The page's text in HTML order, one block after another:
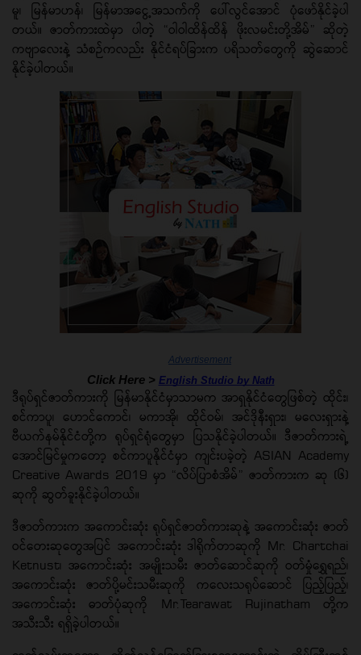
မူ၊ မြန်မာဟန်၊ မြန်မာအငွေ့အသက်ကို ပေါ်လွင်အောင် ပုံဖော်နိုင်ခဲ့ပါ
တယ်။ ဇာတ်ကားထဲမှာ ပါတဲ့ “ဝါဝါထိန်ထိန် ဖိုးလမင်းတို့အိမ်” ဆိုတဲ့
ကဗျာလေးနဲ့ သံစဉ်ကလည်း နိုင်ငံရပ်ခြားက ပရိသတ်တွေကို ဆွဲဆောင်
နိုင်ခဲ့ပါတယ်။
Advertisement
Click Here > English Studio by Nath
ဒီရုပ်ရှင်ဇာတ်ကားကို မြန်မာနိုင်ငံမှာသာမက အာရှနိုင်ငံတွေဖြစ်တဲ့ ထိုင်း၊
စင်ကာပူ၊ ဟောင်ကောင်၊ မကာအို၊ ထိုင်ဝမ်၊ အင်ဒိုနီးရှား၊ မလေးရှားနဲ့
ဗီယက်နမ်နိုင်ငံတို့က ရုပ်ရှင်ရုံတွေမှာ ပြသနိုင်ခဲ့ပါတယ်။ ဒီဇာတ်ကားရဲ့
အောင်မြင်မှုကတော့ စင်ကာပူနိုင်ငံမှာ ကျင်းပခဲ့တဲ့ ASIAN Academy
Creative Awards 2019 မှာ “လိပ်ပြာစံအိမ်” ဇာတ်ကားက ဆု (၆)
ဆုကို ဆွတ်ခူးနိုင်ခဲ့ပါတယ်။
ဒီဇာတ်ကားက အကောင်းဆုံး ရုပ်ရှင်ဇာတ်ကားဆုနဲ့ အကောင်းဆုံး ဇာတ်
ဝင်တေးဆုတွေအပြင် အကောင်းဆုံး ဒါရိုက်တာဆုကို Mr. Chartchai
Ketnust၊ အကောင်းဆုံး အမျိုးသမီး ဇာတ်ဆောင်ဆုကို ဝတ်မှုံရွှေရည်၊
အကောင်းဆုံး ဇာတ်ပို့မင်းသမီးဆုကို ကလေးသရုပ်ဆောင် ပြည့်ပြည့်၊
အကောင်းဆုံး ဓာတ်ပုံဆုကို Mr.Tearawat Rujinatham တို့က
အသီးသီး ရရှိခဲ့ပါတယ်။